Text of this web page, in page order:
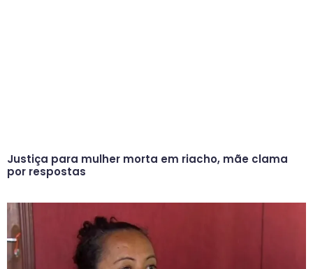
Justiça para mulher morta em riacho, mãe clama
por respostas